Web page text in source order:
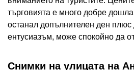
търговията е много добре
останал допълнителен ден плюс
ентусиазъм, може спокойно да
Снимки на улицата на